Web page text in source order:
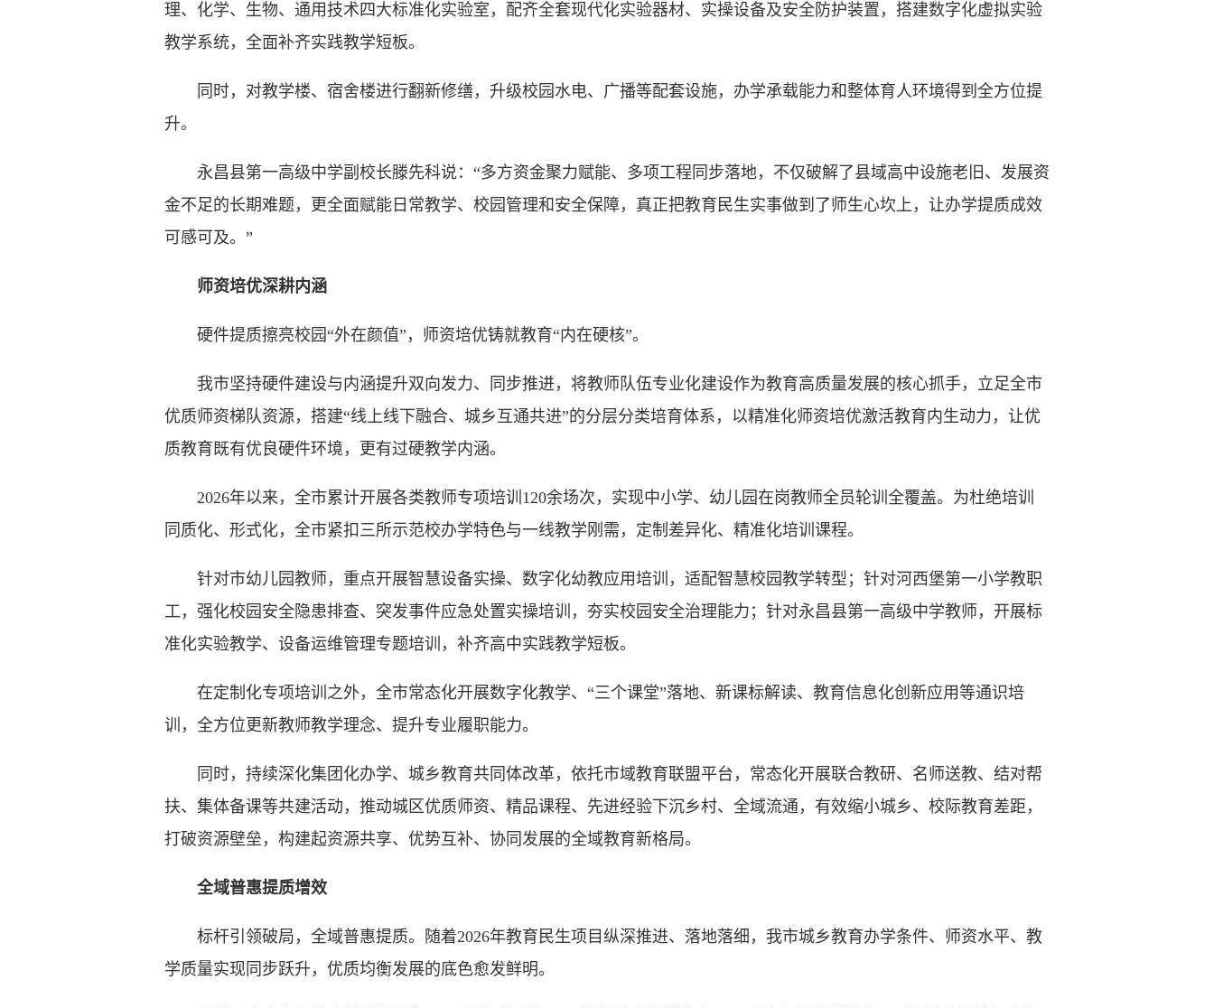
理、化学、生物、通用技术四大标准化实验室，配齐全套现代化实验器材、实操设备及安全防护装置，搭建数字化虚拟实验
教学系统，全面补齐实践教学短板。
同时，对教学楼、宿舍楼进行翻新修缮，升级校园水电、广播等配套设施，办学承载能力和整体育人环境得到全方位提
升。
永昌县第一高级中学副校长滕先科说：“多方资金聚力赋能、多项工程同步落地，不仅破解了县域高中设施老旧、发展资
金不足的长期难题，更全面赋能日常教学、校园管理和安全保障，真正把教育民生实事做到了师生心坎上，让办学提质成效
可感可及。”
师资培优深耕内涵
硬件提质擦亮校园“外在颜值”，师资培优铸就教育“内在硬核”。
我市坚持硬件建设与内涵提升双向发力、同步推进，将教师队伍专业化建设作为教育高质量发展的核心抓手，立足全市
优质师资梯队资源，搭建“线上线下融合、城乡互通共进”的分层分类培育体系，以精准化师资培优激活教育内生动力，让优
质教育既有优良硬件环境，更有过硬教学内涵。
2026年以来，全市累计开展各类教师专项培训120余场次，实现中小学、幼儿园在岗教师全员轮训全覆盖。为杜绝培训
同质化、形式化，全市紧扣三所示范校办学特色与一线教学刚需，定制差异化、精准化培训课程。
针对市幼儿园教师，重点开展智慧设备实操、数字化幼教应用培训，适配智慧校园教学转型；针对河西堡第一小学教职
工，强化校园安全隐患排查、突发事件应急处置实操培训，夯实校园安全治理能力；针对永昌县第一高级中学教师，开展标
准化实验教学、设备运维管理专题培训，补齐高中实践教学短板。
在定制化专项培训之外，全市常态化开展数字化教学、“三个课堂”落地、新课标解读、教育信息化创新应用等通识培
训，全方位更新教师教学理念、提升专业履职能力。
同时，持续深化集团化办学、城乡教育共同体改革，依托市域教育联盟平台，常态化开展联合教研、名师送教、结对帮
扶、集体备课等共建活动，推动城区优质师资、精品课程、先进经验下沉乡村、全域流通，有效缩小城乡、校际教育差距，
打破资源壁垒，构建起资源共享、优势互补、协同发展的全域教育新格局。
全域普惠提质增效
标杆引领破局，全域普惠提质。随着2026年教育民生项目纵深推进、落地落细，我市城乡教育办学条件、师资水平、教
学质量实现同步跃升，优质均衡发展的底色愈发鲜明。